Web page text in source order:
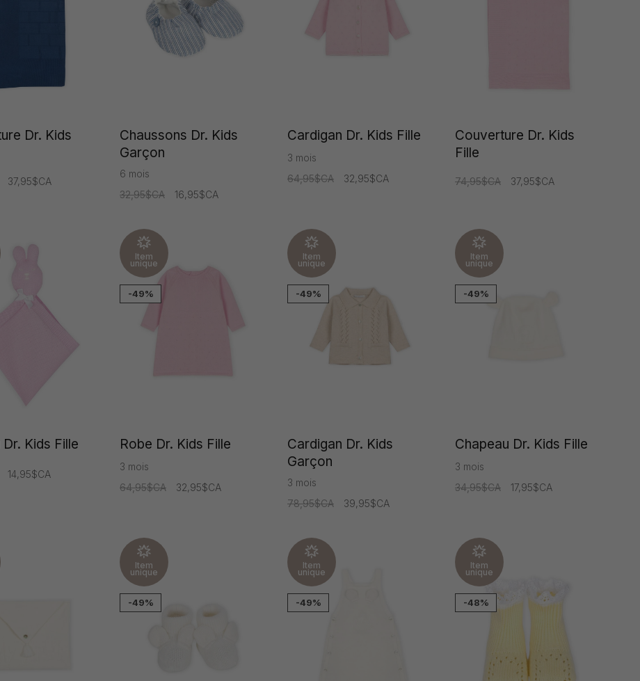
Dr. Kids
37,95$CA
Chaussons Dr. Kids
Garçon
6 mois
32,95$CA
16,95$CA
Cardigan Dr. Kids Fille
3 mois
64,95$CA
32,95$CA
Couverture Dr. Kids
Fille
74,95$CA 37,95$CA
Kids Fille
14,95$CA
Item
unique
-49%
Robe Dr. Kids Fille
3 mois
64,95$CA
32,95$CA
Item
unique
-49%
Cardigan Dr. Kids
Garçon
3 mois
78,95$CA
39,95$CA
Item
unique
-49%
Chapeau Dr. Kids Fille
3 mois
34,95$CA
17,95$CA
Item
unique
-49%
Item
unique
-49%
Item
unique
-48%